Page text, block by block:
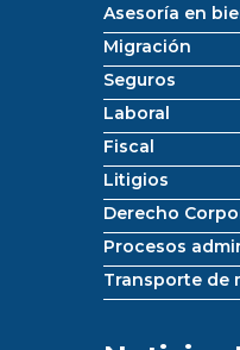
Asesoría en
Migración
Seguros
Laboral
Fiscal
Litigios
Derecho
Procesos
Transporte de